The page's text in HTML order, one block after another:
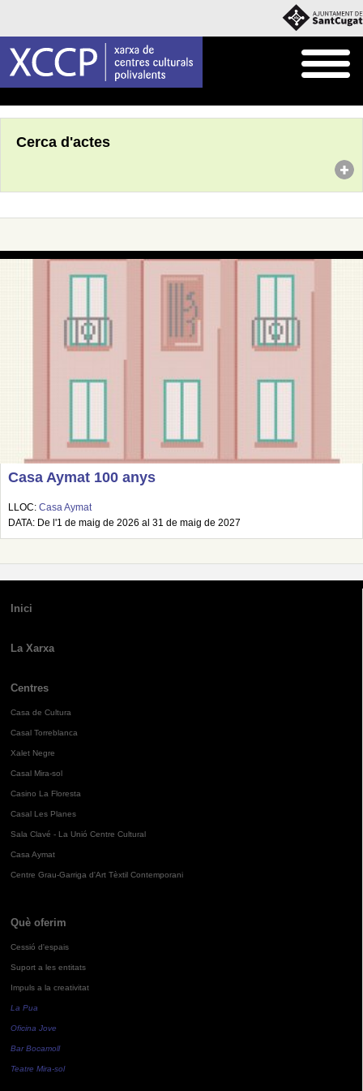
Cerca d'actes
Casa Aymat 100 anys
LLOC: Casa Aymat
DATA: De l'1 de maig de 2026 al 31 de maig de 2027
Inici
La Xarxa
Centres
Casa de Cultura
Casal Torreblanca
Xalet Negre
Casal Mira-sol
Casino La Floresta
Casal Les Planes
Sala Clavé - La Unió Centre Cultural
Casa Aymat
Centre Grau-Garriga d'Art Tèxtil Contemporani
Què oferim
Cessió d'espais
Suport a les entitats
Impuls a la creativitat
La Pua
Oficina Jove
Bar Bocamoll
Teatre Mira-sol